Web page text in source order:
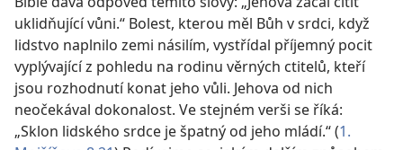
uklidňující vůni.“ Bolest, kterou měl Bůh v srdci, když
lidstvo naplnilo zemi násilím, vystřídal příjemný pocit
vyplývající z pohledu na rodinu věrných ctitelů, kteří
jsou rozhodnutí konat jeho vůli. Jehova od nich
neočekával dokonalost. Ve stejném verši se říká:
„Sklon lidského srdce je špatný od jeho mládí.“ (1.